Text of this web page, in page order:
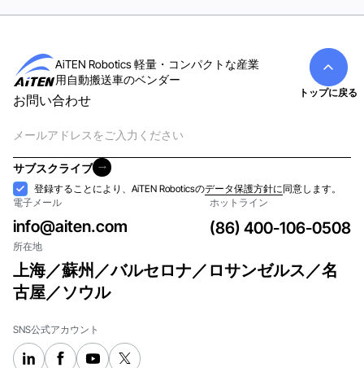
AiTEN Robotics 軽量・コンパクトな産業
用自動搬送車のベンダー
お問い合わせ
子
メ
ー
ル
サブスクライブ
サブスクライブ
受
け
入
れ
登録することにより、AiTEN Roboticsのデータ保護方針に 同意します。
電子メール
info@aiten.com
ホットライン
(86) 400-106-0508
所在地
上海／蘇州／バルセロナ／ロサンゼルス／名
古屋／ソウル
SNS公式アカウント
トップに戻る